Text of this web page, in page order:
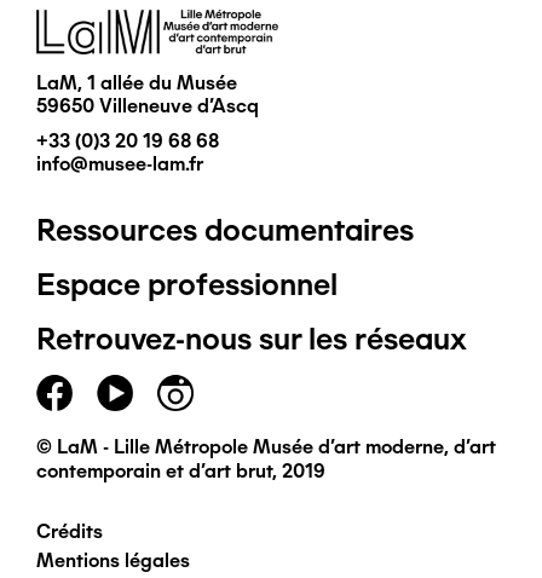
Image
LaM, 1 allée du Musée
59650 Villeneuve d'Ascq
+33 (0)3 20 19 68 68
info@musee-lam.fr
Pied
de
page
principal
Ressources documentaires
Espace professionnel
Retrouvez-nous sur les réseaux
© LaM - Lille Métropole Musée d'art moderne, d'art
contemporain et d'art brut, 2019
Pied
Crédits
Mentions légales